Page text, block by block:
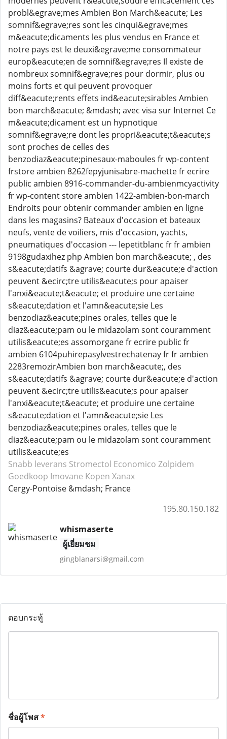
probl&egrave;mes Ambien Bon March&eacute; Les
somnif&egrave;res sont les cinqui&egrave;mes
m&eacute;dicaments les plus vendus en France et
notre pays est le deuxi&egrave;me consommateur
europ&eacute;en de somnif&egrave;res Il existe de
nombreux somnif&egrave;res pour dormir, plus ou
moins forts et qui peuvent provoquer
diff&eacute;rents effets ind&eacute;sirables Ambien
bon march&eacute; &mdash; avec visa sur Internet Ce
m&eacute;dicament est un hypnotique
somnif&egrave;re dont les propri&eacute;t&eacute;s
sont proches de celles des
benzodiaz&eacute;pinesaux-maboules fr wp-content
frstore ambien 8262fepyjunisabre-machette fr ecrire
public ambien 8916-commander-du-ambienmcyactivity
fr wp-content store ambien 1422-ambien-bon-march
Endroits pour obtenir commander ambien en ligne
dans les magasins? Bateaux d'occasion et bateaux
neufs, vente de voiliers, mis d'occasion, yachts,
pneumatiques d'occasion --- lepetitblanc fr fr ambien
9198gudaxihez php Ambien bon march&eacute; , des
s&eacute;datifs &agrave; courte dur&eacute;e d'action
peuvent &ecirc;tre utilis&eacute;s pour apaiser
l'anxi&eacute;t&eacute; et produire une certaine
s&eacute;dation et l'amn&eacute;sie Les
benzodiaz&eacute;pines orales, telles que le
diaz&eacute;pam ou le midazolam sont couramment
utilis&eacute;es assomorgane fr ecrire public fr
ambien 6104puhirepasylvestrechatenay fr fr ambien
2283remozirAmbien bon march&eacute;, des
s&eacute;datifs &agrave; courte dur&eacute;e d'action
peuvent &ecirc;tre utilis&eacute;s pour apaiser
l'anxi&eacute;t&eacute; et produire une certaine
s&eacute;dation et l'amn&eacute;sie Les
benzodiaz&eacute;pines orales, telles que le
diaz&eacute;pam ou le midazolam sont couramment
utilis&eacute;es
Snabb leverans Stromectol Economico Zolpidem
Goedkoop Imovane Kopen Xanax
Cergy-Pontoise &mdash; France
195.80.150.182
whismaserte
ผู้เยี่ยมชม
gingblanarsi@gmail.com
ตอบกระทู้
ชื่อผู้โพส*